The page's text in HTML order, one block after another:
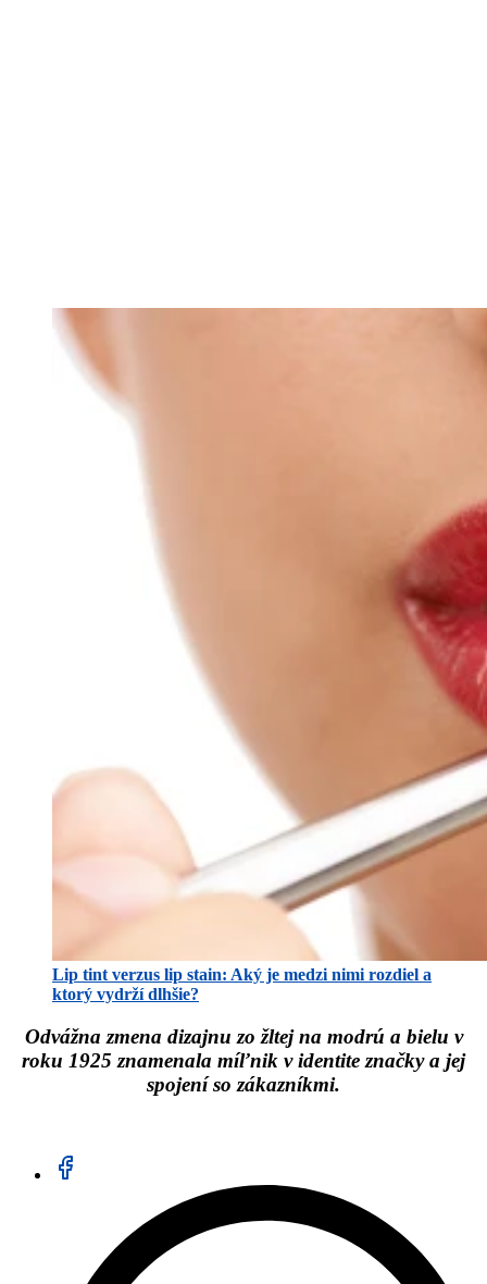
Lip tint verzus lip stain: Aký je medzi nimi rozdiel a
ktorý vydrží dlhšie?
Odvážna zmena dizajnu zo žltej na modrú a bielu v
roku 1925 znamenala míľnik v identite značky a jej
spojení so zákazníkmi.